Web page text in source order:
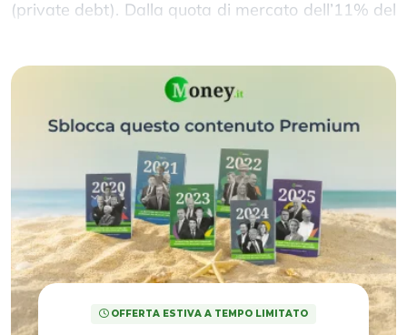
(private debt). Dalla quota di mercato dell’11% del
OFFERTA ESTIVA A TEMPO LIMITATO